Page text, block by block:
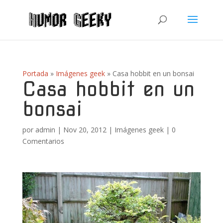
Portada » Imágenes geek» Casa hobbit en un bonsai
Casa hobbit en un
bonsai
por admin | Nov 20, 2012| Imágenes geek| 0
Comentarios